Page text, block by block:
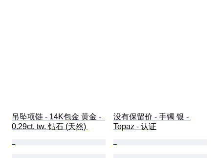
吊坠项链 - 14K包金 黄金 -
0.29ct. tw. 钻石 (天然)
没有保留价 - 手镯 银 -
Topaz - 认证